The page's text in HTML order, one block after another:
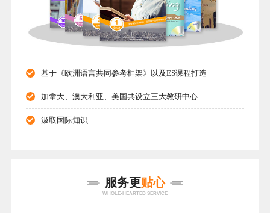
 基于《欧洲语言共同参考框架》以及ES课程打造
 加拿大、澳大利亚、美国共设立三大教研中心
 汲取国际知识
服务更贴心
WHOLE-HEARTED SERVICE